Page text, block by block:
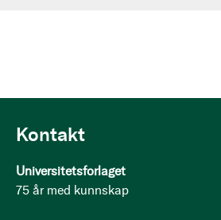
Kontakt
Universitetsforlaget
75 år med kunnskap